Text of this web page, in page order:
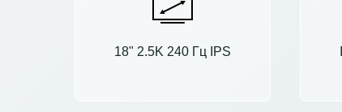
18" 2.5K 240 Гц IPS